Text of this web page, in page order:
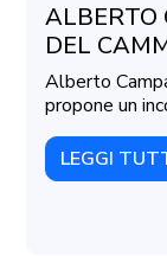
ALBERTO
DEL
Alberto
propone un
LEGGI